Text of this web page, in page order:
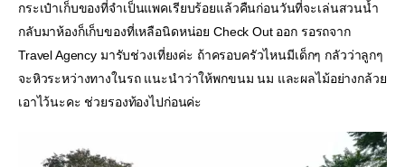
กระเป๋าเก็บของที่จำเป็นแพคเรียบร้อยแล้วคืนก่อนวันที่จะเล่นสวนน้ำ
กลับมาห้องก็เก็บของที่เหลือนิดหน่อย Check Out ออก รอรถจาก
Travel Agency มารับช่วงเที่ยงค่ะ ถ้าครอบครัวไหนมีเด็กๆ กลัวว่าลูกๆ
จะหิวระหว่างทางในรถ แนะนำว่าให้พกขนม นม และผลไม้อย่างกล้วย
เอาไว้นะคะ ช่วยรองท้องไปก่อนค่ะ